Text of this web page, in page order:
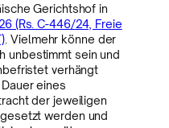
Gerichtshof in
(Rs. C-446/24, Freie
. Vielmehr könne der
unbestimmt sein und
verhängt
eines
der jeweiligen
werden und